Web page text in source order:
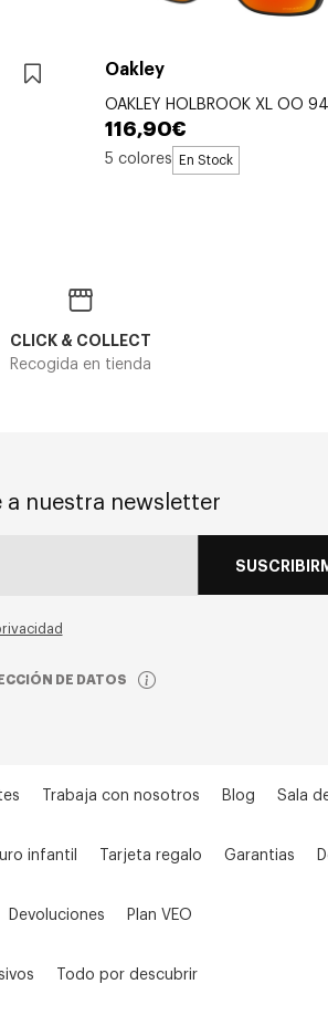
Oakley
OAKLEY HOLBROOK XL OO
116,90€
5 colores En Stock
CLICK & COLLECT
Recogida en tienda
a nuestra newsletter
DE DATOS
Trabaja con nosotros Blog Sala
infantil Tarjeta regalo Garantias
Devoluciones Plan VEO
Todo por descubrir